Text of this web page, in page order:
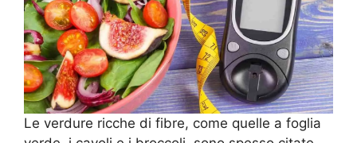
Le verdure ricche di fibre, come quelle a foglia